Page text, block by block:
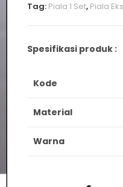
Tag: Piala 1 Set, Piala
Spesifikasi produk :
Kode
Material
Warna